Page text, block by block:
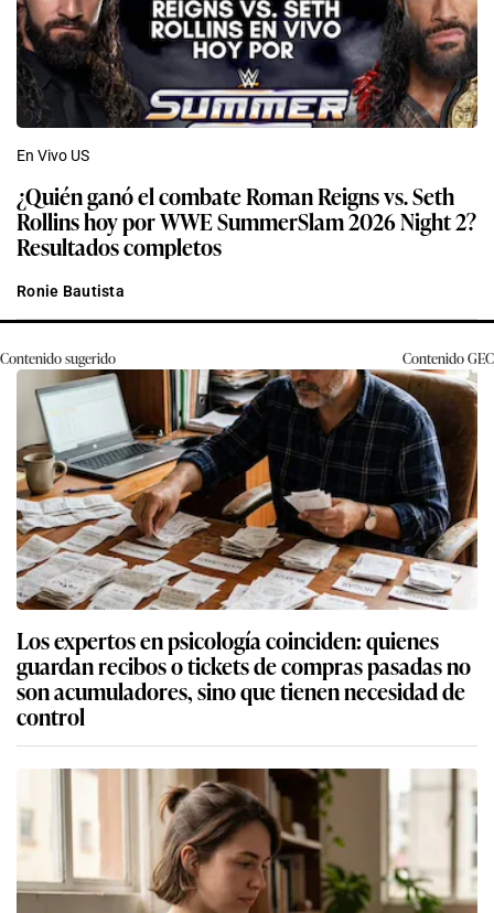
En Vivo US
¿Quién ganó el combate Roman Reigns vs. Seth
Rollins hoy por WWE SummerSlam 2026 Night 2?
Resultados completos
Ronie Bautista
Contenido sugerido ContenidoGEC
Los expertos en psicología coinciden: quienes
guardan recibos o tickets de compras pasadas no
son acumuladores, sino que tienen necesidad de
control